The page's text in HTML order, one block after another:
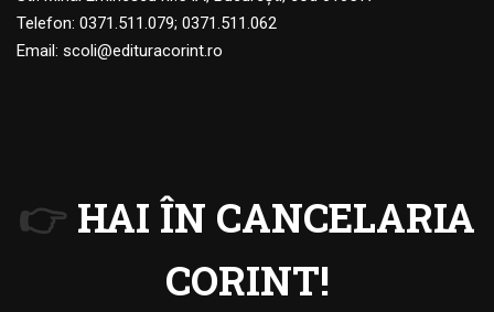
Telefon: 0371.511.079; 0371.511.062
Email: scoli@edituracorint.ro
👉 HAI ÎN CANCELARIA
CORINT!